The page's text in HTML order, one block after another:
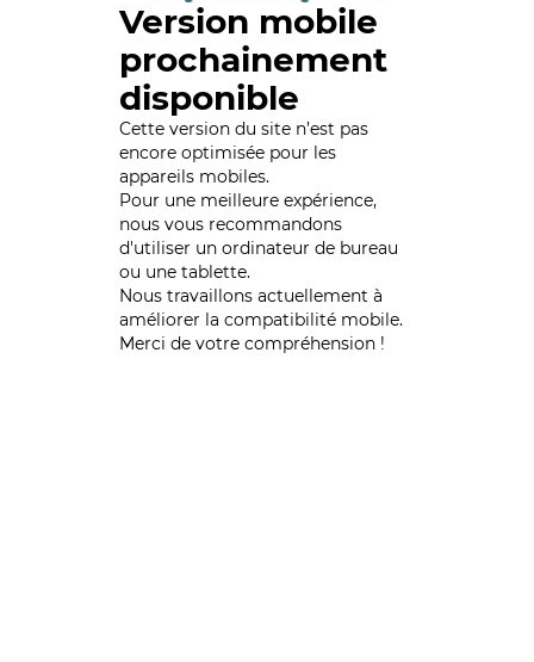
Version mobile
prochainement
disponible
Cette version du site n’est pas
encore optimisée pour les
appareils mobiles.
Pour une meilleure expérience,
nous vous recommandons
d'utiliser un ordinateur de bureau
ou une tablette.
Nous travaillons actuellement à
améliorer la compatibilité mobile.
Merci de votre compréhension !